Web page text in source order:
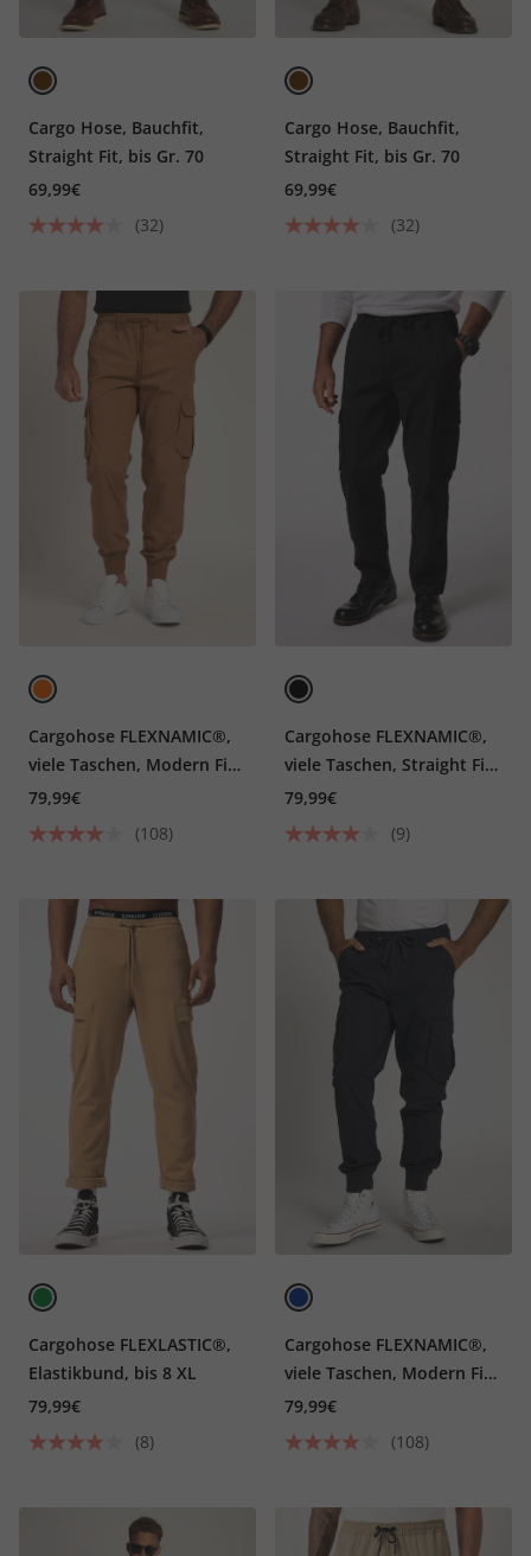
Cargo Hose, Bauchfit,
Straight Fit, bis Gr. 70
69,99€
(32)
Cargo Hose, Bauchfit,
Straight Fit, bis Gr. 70
69,99€
(32)
Cargohose FLEXNAMIC®,
viele Taschen, Modern Fit,
bis 8XL
79,99€
(108)
Cargohose FLEXNAMIC®,
viele Taschen, Straight Fit,
bis 8XL
79,99€
(9)
Cargohose FLEXLASTIC®,
Elastikbund, bis 8 XL
79,99€
(8)
Cargohose FLEXNAMIC®,
viele Taschen, Modern Fit,
bis 8XL
79,99€
(108)